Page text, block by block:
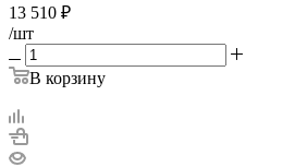
13 510 ₽
/шт
В корзину